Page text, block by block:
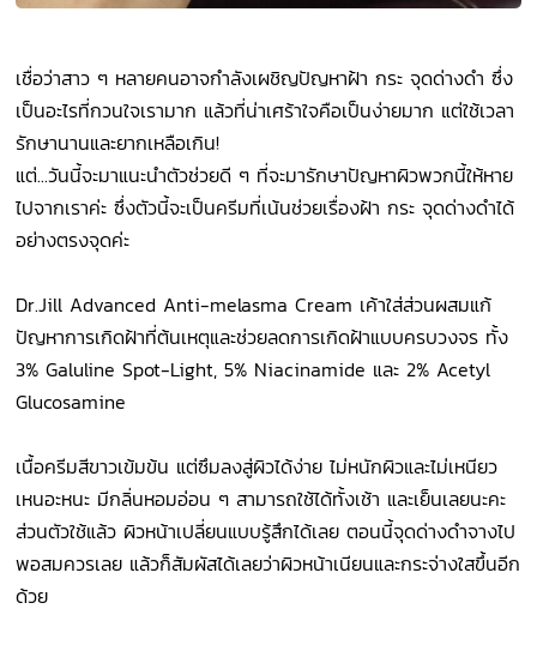
เชื่อว่าสาว ๆ หลายคนอาจกำลังเผชิญปัญหาฝ้า กระ จุดด่างดำ ซึ่ง
เป็นอะไรที่กวนใจเรามาก แล้วที่น่าเศร้าใจคือเป็นง่ายมาก แต่ใช้เวลา
รักษานานและยากเหลือเกิน!
แต่...วันนี้จะมาแนะนำตัวช่วยดี ๆ ที่จะมารักษาปัญหาผิวพวกนี้ให้หาย
ไปจากเราค่ะ ซึ่งตัวนี้จะเป็นครีมที่เน้นช่วยเรื่องฝ้า กระ จุดด่างดำได้
อย่างตรงจุดค่ะ
Dr.Jill Advanced Anti-melasma Cream เค้าใส่ส่วนผสมแก้
ปัญหาการเกิดฝ้าที่ต้นเหตุและช่วยลดการเกิดฝ้าแบบครบวงจร ทั้ง
3% Galuline Spot-Light, 5% Niacinamide และ 2% Acetyl
Glucosamine
เนื้อครีมสีขาวเข้มข้น แต่ซึมลงสู่ผิวได้ง่าย ไม่หนักผิวและไม่เหนียว
เหนอะหนะ มีกลิ่นหอมอ่อน ๆ สามารถใช้ได้ทั้งเช้า และเย็นเลยนะคะ
ส่วนตัวใช้แล้ว ผิวหน้าเปลี่ยนแบบรู้สึกได้เลย ตอนนี้จุดด่างดำจางไป
พอสมควรเลย แล้วก็สัมผัสได้เลยว่าผิวหน้าเนียนและกระจ่างใสขึ้นอีก
ด้วย